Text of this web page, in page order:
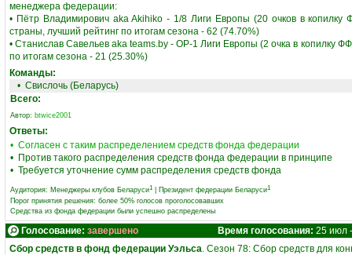
менеджера федерации:
• Пётр Владимирович aka Akihiko - 1/8 Лиги Европы (20 очков в
страны, лучший рейтинг по итогам сезона - 62 (74.70%)
• Станислав Савельев aka teams.by - ОР-1 Лиги Европы (2 очка в копилку
по итогам сезона - 21 (25.30%)
Команды:
• Свислочь (Беларусь)
Всего:
Автор: btwice2001
Ответы:
• Согласен с таким распределением средств фонда федерации
• Против такого распределения средств фонда федерации в принципе
• Требуется уточнение сумм распределения средств фонда
Аудитория: Менеджеры клубов Беларуси1 Президент федерации Беларуси1
Порог принятия решения: более 50% голосов проголосовавших
Средства из фонда федерации были успешно распределены
Голосование: завершено Время голосования: 25 июл
Сбор средств в фонд федерации Уэльса. Сезон 78: Сбор средств для